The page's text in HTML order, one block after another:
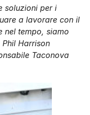
soluzioni per i
a lavorare con il
nel tempo, siamo
Harrison
Taconova